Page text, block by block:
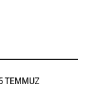
TEMMUZ